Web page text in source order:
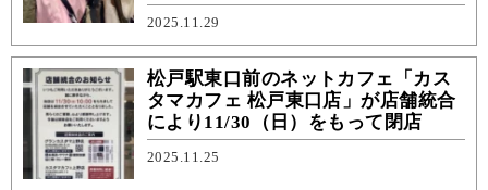
2025.11.29
松戸駅東口前のネットカフェ「カス
タマカフェ 松戸東口店」が店舗統合
により11/30（日）をもって閉店
2025.11.25